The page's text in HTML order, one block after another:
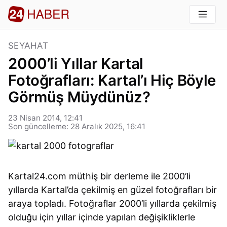
SEYAHAT
2000’li Yıllar Kartal
Fotoğrafları: Kartal’ı Hiç Böyle
Görmüş Müydünüz?
23 Nisan 2014, 12:41
Son güncelleme: 28 Aralık 2025, 16:41
Kartal24.com müthiş bir derleme ile 2000’li
yıllarda Kartal’da çekilmiş en güzel fotoğrafları bir
araya topladı. Fotoğraflar 2000’li yıllarda çekilmiş
olduğu için yıllar içinde yapılan değişikliklerle